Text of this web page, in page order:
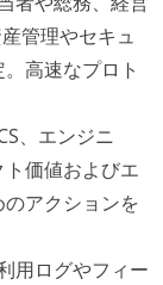
管理やセキュ
高速なプロト
、エンジニ
価値およびエ
アクションを
用ログやフィー